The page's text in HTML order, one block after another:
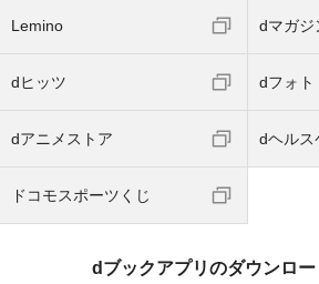
Lemino dマガジ
dヒッツ dフォト
dアニメストア dヘルス
ドコモスポーツくじ
dブックアプリのダウンロー